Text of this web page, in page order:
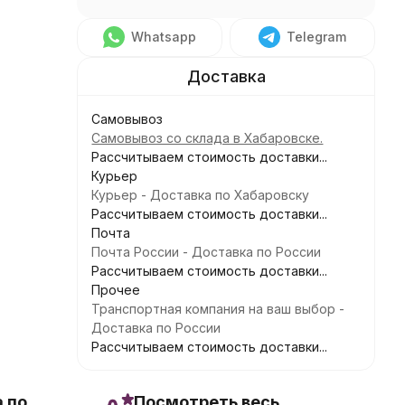
Whatsapp Telegram
Самовывоз
Самовывоз со склада в Хабаровске.
Рассчитываем стоимость доставки...
Курьер
Курьер - Доставка по Хабаровску
Рассчитываем стоимость доставки...
Почта
Почта России - Доставка по России
Рассчитываем стоимость доставки...
Прочее
Транспортная компания на ваш выбор -
Доставка по России
Рассчитываем стоимость доставки...